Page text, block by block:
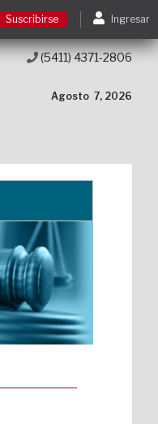
Suscribirse
Suscribirse Ingresar
Agosto 7, 2026
(5411) 4371-2806